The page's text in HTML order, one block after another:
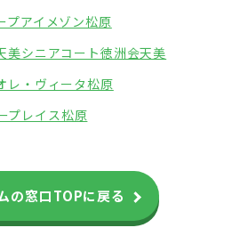
プアイメゾン松原
美シニアコート徳洲会天美
レ・ヴィータ松原
プレイス松原
の窓口TOPに戻る